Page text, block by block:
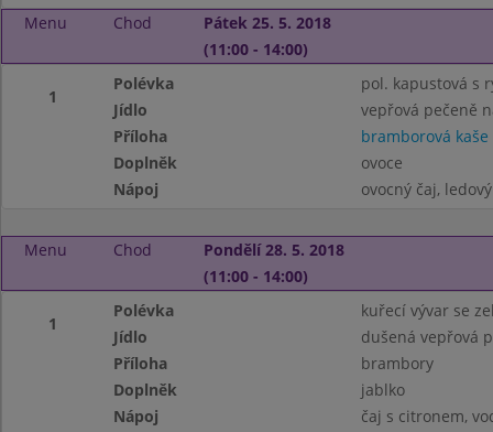
Menu
Chod
Pátek 25. 5. 2018
(11:00 - 14:00)
1
Polévka
pol. kapustová s
Jídlo
vepřová pečeně
Příloha
bramborová kaše
Doplněk
ovoce
Nápoj
ovocný čaj,
Menu Chod
Pondělí 28. 5. 2018
(11:00 - 14:00)
1
Polévka
kuřecí vývar se
Jídlo
dušená vepřová
Příloha
brambory
Doplněk
jablko
Nápoj
čaj s citronem,